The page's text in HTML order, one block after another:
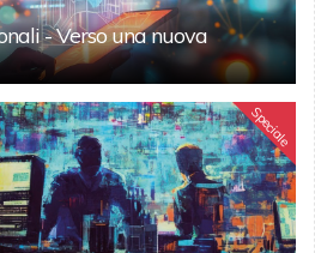
- Verso una nuova
Speciale